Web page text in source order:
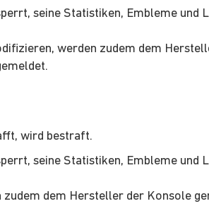
seine Statistiken, Embleme und
werden zudem dem
wird bestraft.
seine Statistiken, Embleme und
dem Hersteller der Konsole